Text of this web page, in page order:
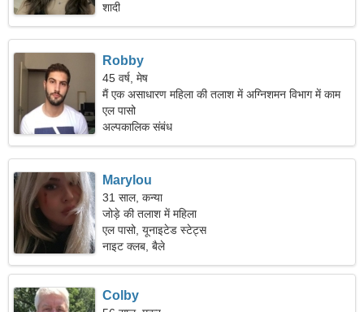
शादी
Robby
45 वर्ष, मेष
मैं एक असाधारण महिला की तलाश में अग्निशमन विभाग में काम
करता हूं।
एल पासो
अल्पकालिक संबंध
Marylou
31 साल, कन्या
जोड़े की तलाश में महिला
एल पासो, यूनाइटेड स्टेट्स
नाइट क्लब, बैले
Colby